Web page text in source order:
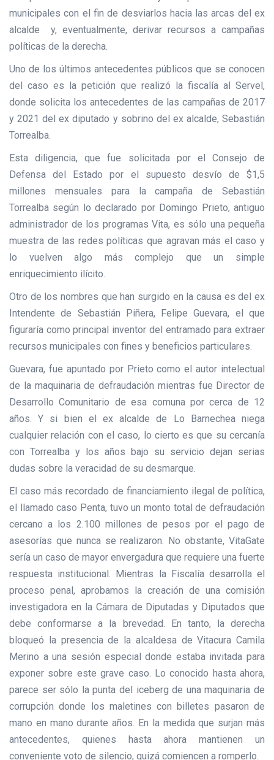
municipales con el fin de desviarlos hacia las arcas del ex
alcalde y, eventualmente, derivar recursos a campañas
políticas de la derecha.
Uno de los últimos antecedentes públicos que se conocen
del caso es la petición que realizó la fiscalía al Servel,
donde solicita los antecedentes de las campañas de 2017
y 2021 del ex diputado y sobrino del ex alcalde, Sebastián
Torrealba.
Esta diligencia, que fue solicitada por el Consejo de
Defensa del Estado por el supuesto desvío de $1,5
millones mensuales para la campaña de Sebastián
Torrealba según lo declarado por Domingo Prieto, antiguo
administrador de los programas Vita, es sólo una pequeña
muestra de las redes políticas que agravan más el caso y
lo vuelven algo más complejo que un simple
enriquecimiento ilícito.
Otro de los nombres que han surgido en la causa es del ex
Intendente de Sebastián Piñera, Felipe Guevara, el que
figuraría como principal inventor del entramado para extraer
recursos municipales con fines y beneficios particulares.
Guevara, fue apuntado por Prieto como el autor intelectual
de la maquinaria de defraudación mientras fue Director de
Desarrollo Comunitario de esa comuna por cerca de 12
años. Y si bien el ex alcalde de Lo Barnechea niega
cualquier relación con el caso, lo cierto es que su cercanía
con Torrealba y los años bajo su servicio dejan serias
dudas sobre la veracidad de su desmarque.
El caso más recordado de financiamiento ilegal de política,
el llamado caso Penta, tuvo un monto total de defraudación
cercano a los 2.100 millones de pesos por el pago de
asesorías que nunca se realizaron. No obstante, VitaGate
sería un caso de mayor envergadura que requiere una fuerte
respuesta institucional. Mientras la Fiscalía desarrolla el
proceso penal, aprobamos la creación de una comisión
investigadora en la Cámara de Diputadas y Diputados que
debe conformarse a la brevedad. En tanto, la derecha
bloqueó la presencia de la alcaldesa de Vitacura Camila
Merino a una sesión especial donde estaba invitada para
exponer sobre este grave caso. Lo conocido hasta ahora,
parece ser sólo la punta del iceberg de una maquinaria de
corrupción donde los maletines con billetes pasaron de
mano en mano durante años. En la medida que surjan más
antecedentes, quienes hasta ahora mantienen un
conveniente voto de silencio, quizá comiencen a romperlo.